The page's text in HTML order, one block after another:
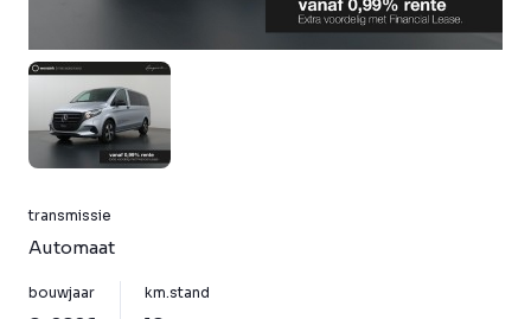
transmissie
Automaat
bouwjaar km.stand